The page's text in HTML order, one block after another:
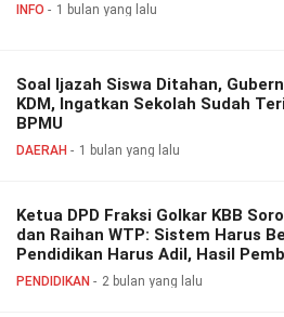
INFO 1 bulan yang lalu
Soal Ijazah Siswa Ditahan,
KDM, Ingatkan Sekolah Sudah
BPMU
DAERAH 1 bulan yang lalu
Ketua DPD Fraksi Golkar KBB
dan Raihan WTP: Sistem Harus
Pendidikan Harus Adil, Hasil
Harus Dirasakan Rakyat
PENDIDIKAN 2 bulan yang lalu